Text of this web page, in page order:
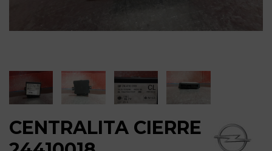
CENTRALITA CIERRE